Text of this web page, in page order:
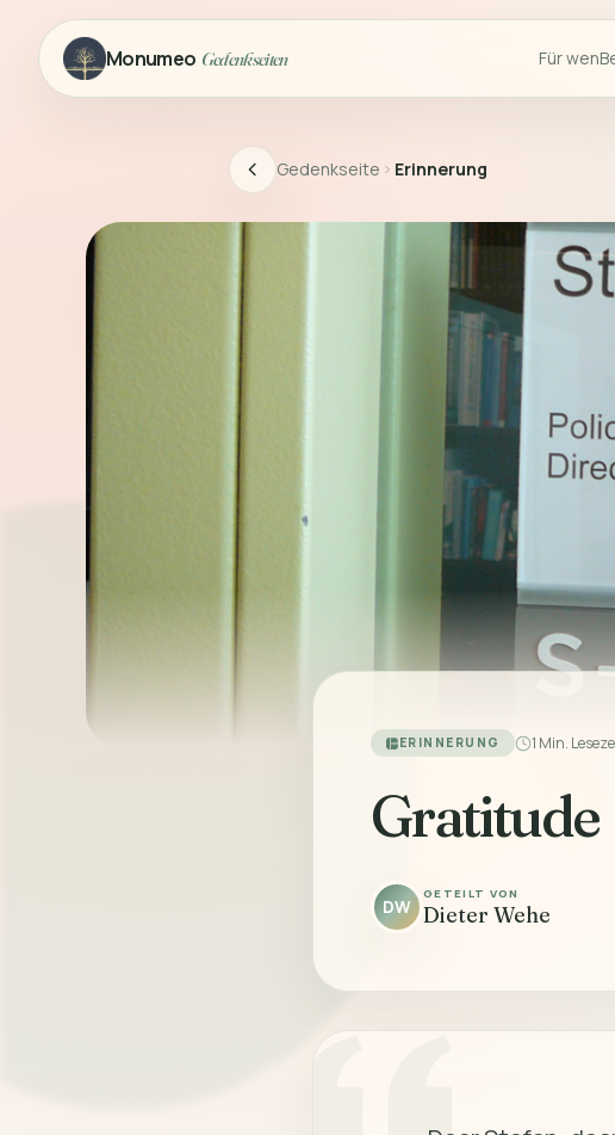
Monumeo Gedenkseiten Für wen
Gedenkseite Erinnerung
ERINNERUNG 1 Min.
Gratitude
DW
GETEILT VON
Dieter Wehe